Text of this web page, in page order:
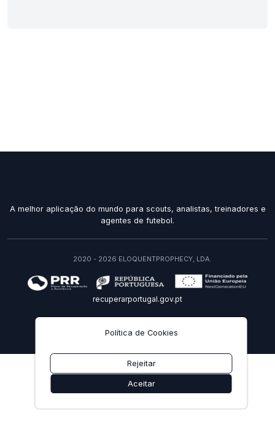
Política de Cookies
Rejeitar
Aceitar
A melhor aplicação do mundo para scouts, analistas, treinadores e
agentes de futebol.
2020 - 2026 ELOQUENTPROPHECY, LDA.
recuperarportugal.gov.pt